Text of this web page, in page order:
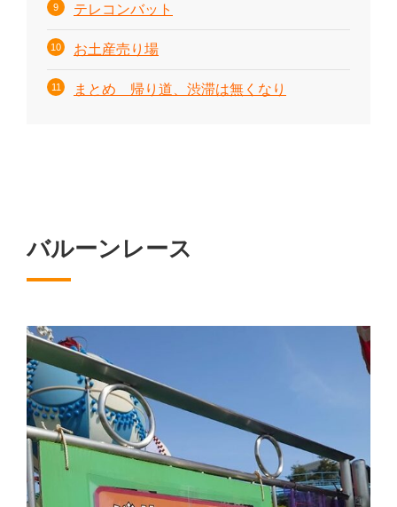
テレコンバット
お土産売り場
まとめ 帰り道、渋滞は無くなり
バルーンレース